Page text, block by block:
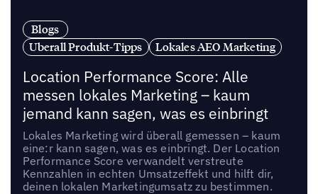
Blogs
Uberall Produkt-Tipps
Lokales AEO Marketing
Location Performance Score: Alle
messen lokales Marketing – kaum
jemand kann sagen, was es einbringt
Lokales Marketing wird überall gemessen – kaum
eine:r kann sagen, was es einbringt. Der Location
Performance Score verwandelt verstreute
Kennzahlen in echten Umsatzeffekt und hilft dir,
deinen lokalen Marketingumsatz zu bestimmen.